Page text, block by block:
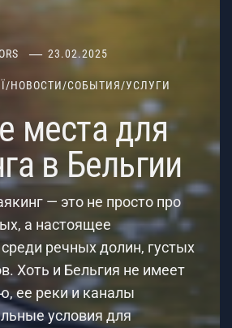
23.02.2025
/НОВОСТИ/СОБЫТИЯ/УСЛУГИ
места для
в Бельгии
— это не просто про
а настоящее
речных долин, густых
Хоть и Бельгия не имеет
ее реки и каналы
условия для